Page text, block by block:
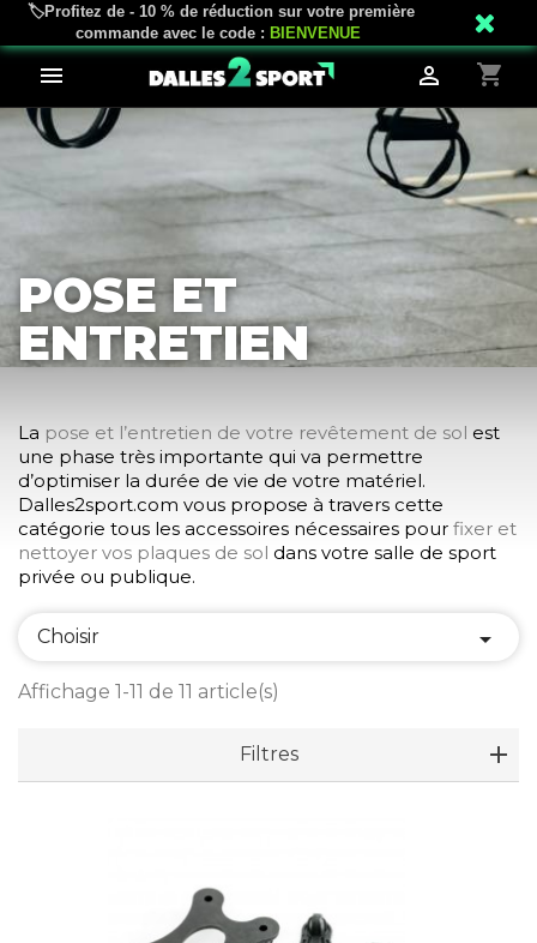
Service client phone 02 18 81 04 43
mail_outline

shopping_cart

POSE ET
ENTRETIEN
La pose et l’entretien de votre revêtement de sol est
une phase très importante qui va permettre
d’optimiser la durée de vie de votre matériel.
Dalles2sport.com vous propose à travers cette
catégorie tous les accessoires nécessaires pour fixer et
nettoyer vos plaques de sol dans votre salle de sport
privée ou publique.
Choisir 
Affichage 1-11 de 11 article(s)
Filtres
🏷️Profitez de - 10 % de réduction sur votre première
commande avec le code : BIENVENUE